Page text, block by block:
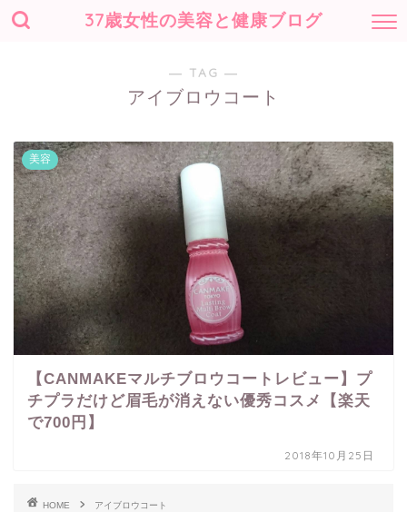
37歳女性の美容と健康ブログ
― TAG ―
アイブロウコート
美容
【CANMAKEマルチブロウコートレビュー】プ
チプラだけど眉毛が消えない優秀コスメ【楽天
で700円】
2018年10月25日
HOME アイブロウコート